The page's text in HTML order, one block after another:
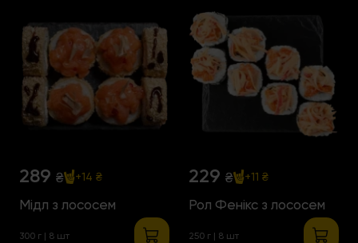
289 ₴ +14 ₴
Мідл з лососем
300 г | 8 шт
229 ₴ +11 ₴
Рол Фенікс з лососем
250 г | 8 шт